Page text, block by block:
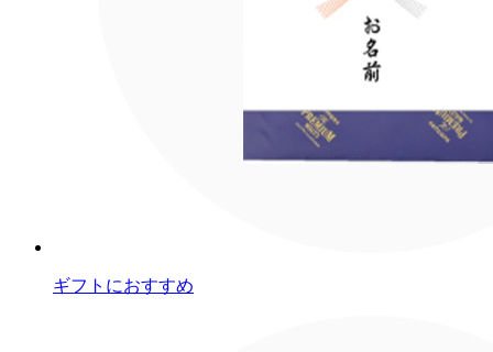
ギフトにおすすめ